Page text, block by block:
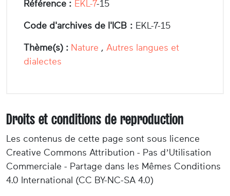
Référence : EKL-7-15
Code d'archives de l'ICB : EKL-7-15
Thème(s) : Nature , Autres langues et
dialectes
Droits et conditions de reproduction
Les contenus de cette page sont sous licence
Creative Commons Attribution - Pas d’Utilisation
Commerciale - Partage dans les Mêmes Conditions
4.0 International (CC BY-NC-SA 4.0)